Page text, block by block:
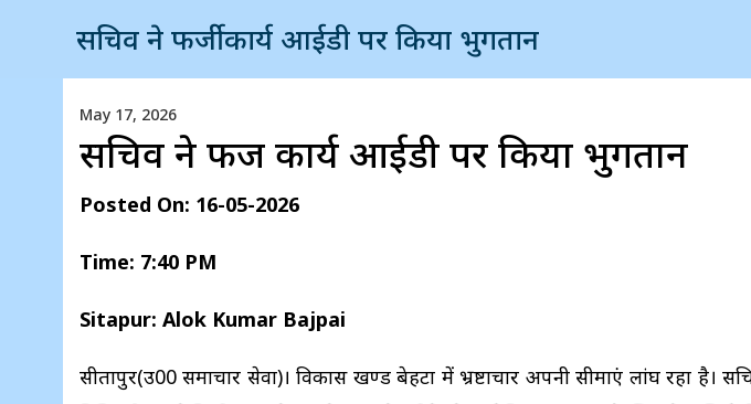
सचिव ने फर्जी कार्य आईडी पर किया भुगतान
May 17, 2026
सचिव ने फर्जी कार्य आईडी पर किया भुगतान
Posted On: 16-05-2026
Time: 7:40 PM
Sitapur: Alok Kumar Bajpai
सीतापुर(उ0प्र0 समाचार सेवा)। विकास खण्ड बेहटा में भ्रष्टाचार अपनी सीमाएं लांघ रहा है।